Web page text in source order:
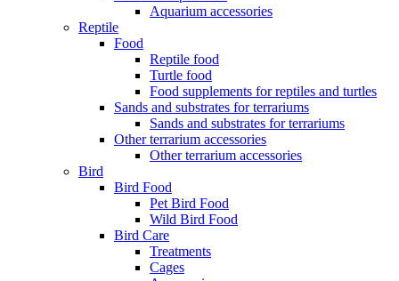
Aquarium accessories
Reptile
Food
Reptile food
Turtle food
Food supplements for reptiles and turtles
Sands and substrates for terrariums
Sands and substrates for terrariums
Other terrarium accessories
Other terrarium accessories
Bird
Bird Food
Pet Bird Food
Wild Bird Food
Bird Care
Treatments
Cages